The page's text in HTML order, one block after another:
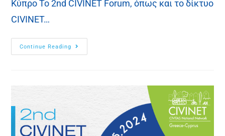
Κύπρο Το 2nd CIVINET Forum, όπως και το δίκτυο
CIVINET…
Continue Reading